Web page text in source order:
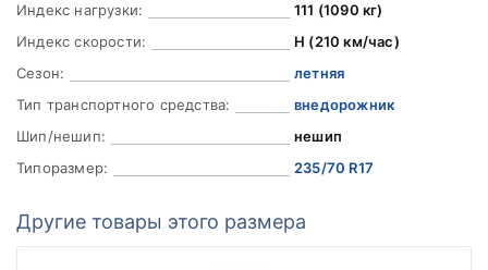
Индекс нагрузки:
111 (1090 кг)
Индекс скорости:
H (210 км/час)
Сезон:
летняя
Тип транспортного средства:
внедорожник
Шип/нешип:
нешип
Типоразмер:
235/70 R17
Другие товары этого размера